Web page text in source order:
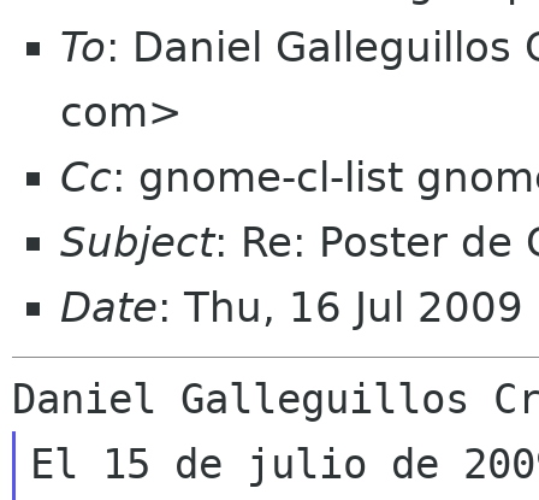
To: Daniel
com>
Cc: gnome-cl-list
Subject: Re: Poster de
Date: Thu, 16 Jul
El 15 de julio de